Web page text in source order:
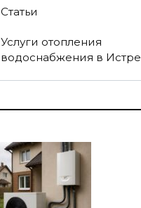
Статьи
Услуги отопления
водоснабжения в Истре